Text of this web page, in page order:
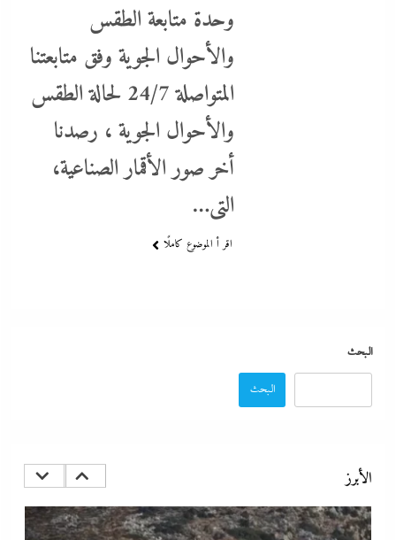
وحدة متابعة الطقس
والأحوال الجوية وفق متابعتنا
المتواصلة 24/7 لحالة الطقس
والأحوال الجوية ، رصدنا
أخر صور الأقمار الصناعية،
التى…
اقر أ الموضوع كاملًا
البحث
البحث
الأبرز
اتهامات مخابراتية غربية: إيران تعرض “صفقة مضيق” على الصين وروسيا
لتوريطهما مباشرة في صراع هرمز بترقب أمريكي إسرائيلى
26 أبريل، 2024